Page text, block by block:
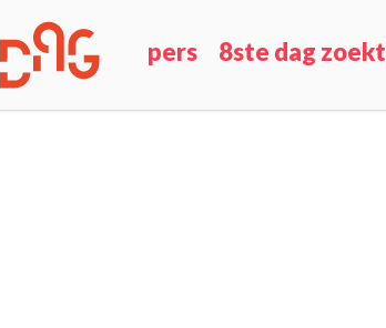
pers 8ste dag zoekt